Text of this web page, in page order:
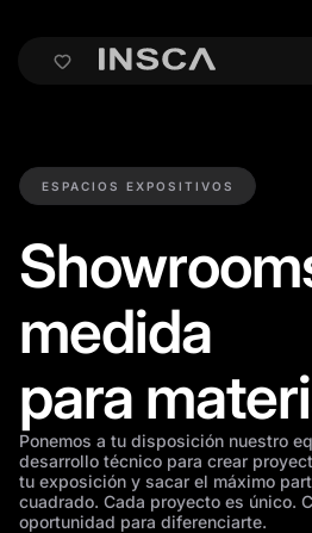
ESPACIOS EXPOSITIVOS
medida
para
Ponemos a tu disposición nuestro
desarrollo técnico para crear
tu exposición y sacar el máximo
cuadrado. Cada proyecto es único.
oportunidad para diferenciarte.